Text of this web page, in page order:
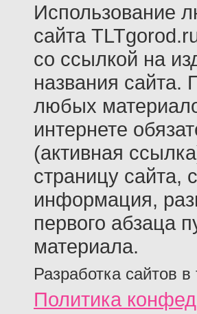
Использование
сайта
со ссылкой на
названия сайта.
любых
интернете
(активная
страницу сайта,
информация,
первого абзаца
материала.
Разработка сайтов в
Политика